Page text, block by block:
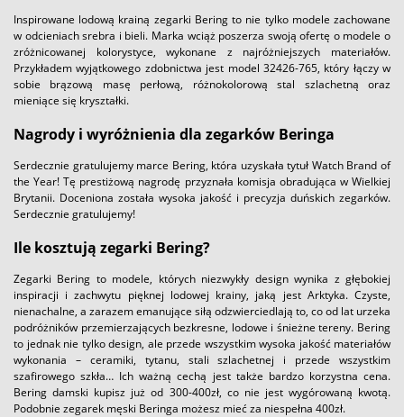
Inspirowane lodową krainą zegarki Bering to nie tylko modele zachowane
w odcieniach srebra i bieli. Marka wciąż poszerza swoją ofertę o modele o
zróżnicowanej kolorystyce, wykonane z najróżniejszych materiałów.
Przykładem wyjątkowego zdobnictwa jest model 32426-765, który łączy w
sobie brązową masę perłową, różnokolorową stal szlachetną oraz
mieniące się kryształki.
Nagrody i wyróżnienia dla zegarków Beringa
Serdecznie gratulujemy marce Bering, która uzyskała tytuł Watch Brand of
the Year! Tę prestiżową nagrodę przyznała komisja obradująca w Wielkiej
Brytanii. Doceniona została wysoka jakość i precyzja duńskich zegarków.
Serdecznie gratulujemy!
Ile kosztują zegarki Bering?
Zegarki Bering to modele, których niezwykły design wynika z głębokiej
inspiracji i zachwytu pięknej lodowej krainy, jaką jest Arktyka. Czyste,
nienachalne, a zarazem emanujące siłą odzwierciedlają to, co od lat urzeka
podróżników przemierzających bezkresne, lodowe i śnieżne tereny. Bering
to jednak nie tylko design, ale przede wszystkim wysoka jakość materiałów
wykonania – ceramiki, tytanu, stali szlachetnej i przede wszystkim
szafirowego szkła… Ich ważną cechą jest także bardzo korzystna cena.
Bering damski kupisz już od 300-400zł, co nie jest wygórowaną kwotą.
Podobnie zegarek męski Beringa możesz mieć za niespełna 400zł.